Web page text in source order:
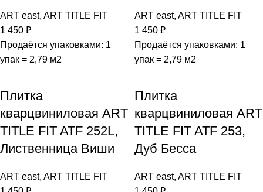
ART east, ART TITLE FIT
1 450 ₽
Продаётся упаковками: 1
упак = 2,79 м2
ART east, ART TITLE FIT
1 450 ₽
Продаётся упаковками: 1
упак = 2,79 м2
Плитка
кварцвиниловая ART
TITLE FIT ATF 252L,
Лиственница Виши
ART east, ART TITLE FIT
Плитка
кварцвиниловая ART
TITLE FIT ATF 253,
Дуб Бесса
ART east, ART TITLE FIT